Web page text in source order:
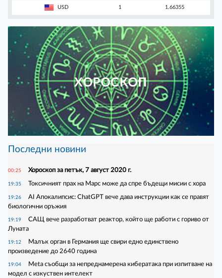
USD 1 1.66355
ХОРОСКОП
Последни новини
00:25 Хороскоп за петък, 7 август 2020 г.
19:35 Токсичният прах на Марс може да спре бъдещи мисии с хора
19:26
AI Апокалипсис: ChatGPT вече дава инструкции как се правят
биологични оръжия
19:19
САЩ вече разработват реактор, който ще работи с гориво от
Луната
19:12
Малък орган в Германия ще свири едно единствено
произведение до 2640 година
19:04
Meta съобщи за непреднамерена кибератака при изпитване на
модел с изкуствен интелект